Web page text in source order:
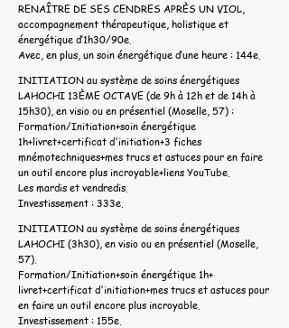
RENAÎTRE DE SES CENDRES APRÈS UN VIOL,
accompagnement thérapeutique, holistique et
énergétique d’1h30/90e.
Avec, en plus, un soin énergétique d’une heure : 144e.
INITIATION au système de soins énergétiques
LAHOCHI 13ÈME OCTAVE (de 9h à 12h et de 14h à
15h30), en visio ou en présentiel (Moselle, 57) :
Formation/Initiation+soin énergétique
1h+livret+certificat d'initiation+3 fiches
mnémotechniques+mes trucs et astuces pour en faire
un outil encore plus incroyable+liens YouTube.
Les mardis et vendredis.
Investissement : 333e.
INITIATION au système de soins énergétiques
LAHOCHI (3h30), en visio ou en présentiel (Moselle,
57).
Formation/Initiation+soin énergétique 1h+
livret+certificat d'initiation+mes trucs et astuces pour
en faire un outil encore plus incroyable.
Investissement : 155e.